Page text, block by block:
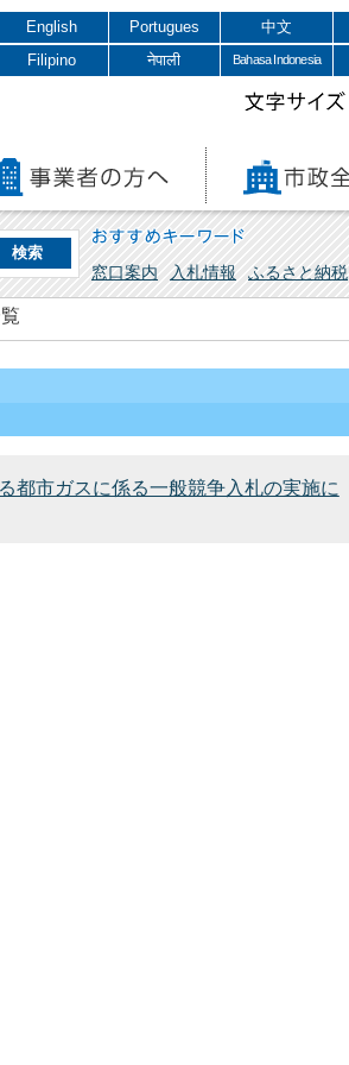
English Portugues 中文
Filipino
नेपाली Bahasa Indonesia
文字サイズ
おすすめキーワード
窓口案内 入札情報 ふるさと納税
都市ガスに係る一般競争入札の実施に